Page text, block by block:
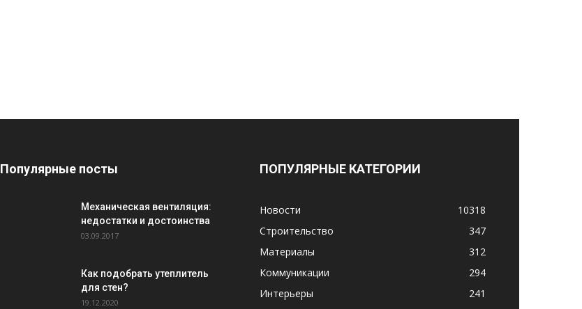
Популярные посты
Механическая вентиляция:
недостатки и достоинства
03.09.2017
Как подобрать утеплитель
для стен?
19.12.2020
ПОПУЛЯРНЫЕ КАТЕГОРИИ
Новости
10318
Строительство
347
Материалы
312
Коммуникации
294
Интерьеры
241